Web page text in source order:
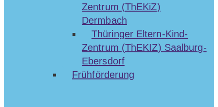
Zentrum (ThEKiZ)
Dermbach
Thüringer Eltern-Kind-
Zentrum (ThEKIZ) Saalburg-
Ebersdorf
Frühförderung